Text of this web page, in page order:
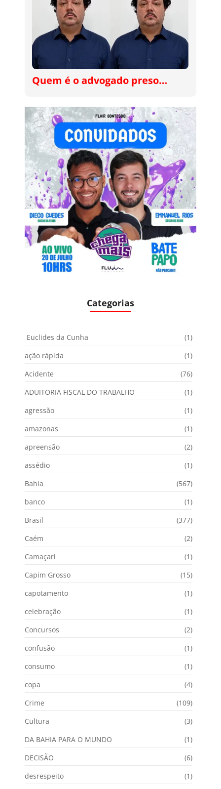
Quem é o advogado preso…
Categorias
Euclides da Cunha
(1)
ação rápida
(1)
Acidente
(76)
ADUITORIA FISCAL DO TRABALHO
(1)
agressão
(1)
amazonas
(1)
apreensão
(2)
assédio
(1)
Bahia
(567)
banco
(1)
Brasil
(377)
Caém
(2)
Camaçari
(1)
Capim Grosso
(15)
capotamento
(1)
celebração
(1)
Concursos
(2)
confusão
(1)
consumo
(1)
copa
(4)
Crime
(109)
Cultura
(3)
DA BAHIA PARA O MUNDO
(1)
DECISÃO
(6)
desrespeito
(1)